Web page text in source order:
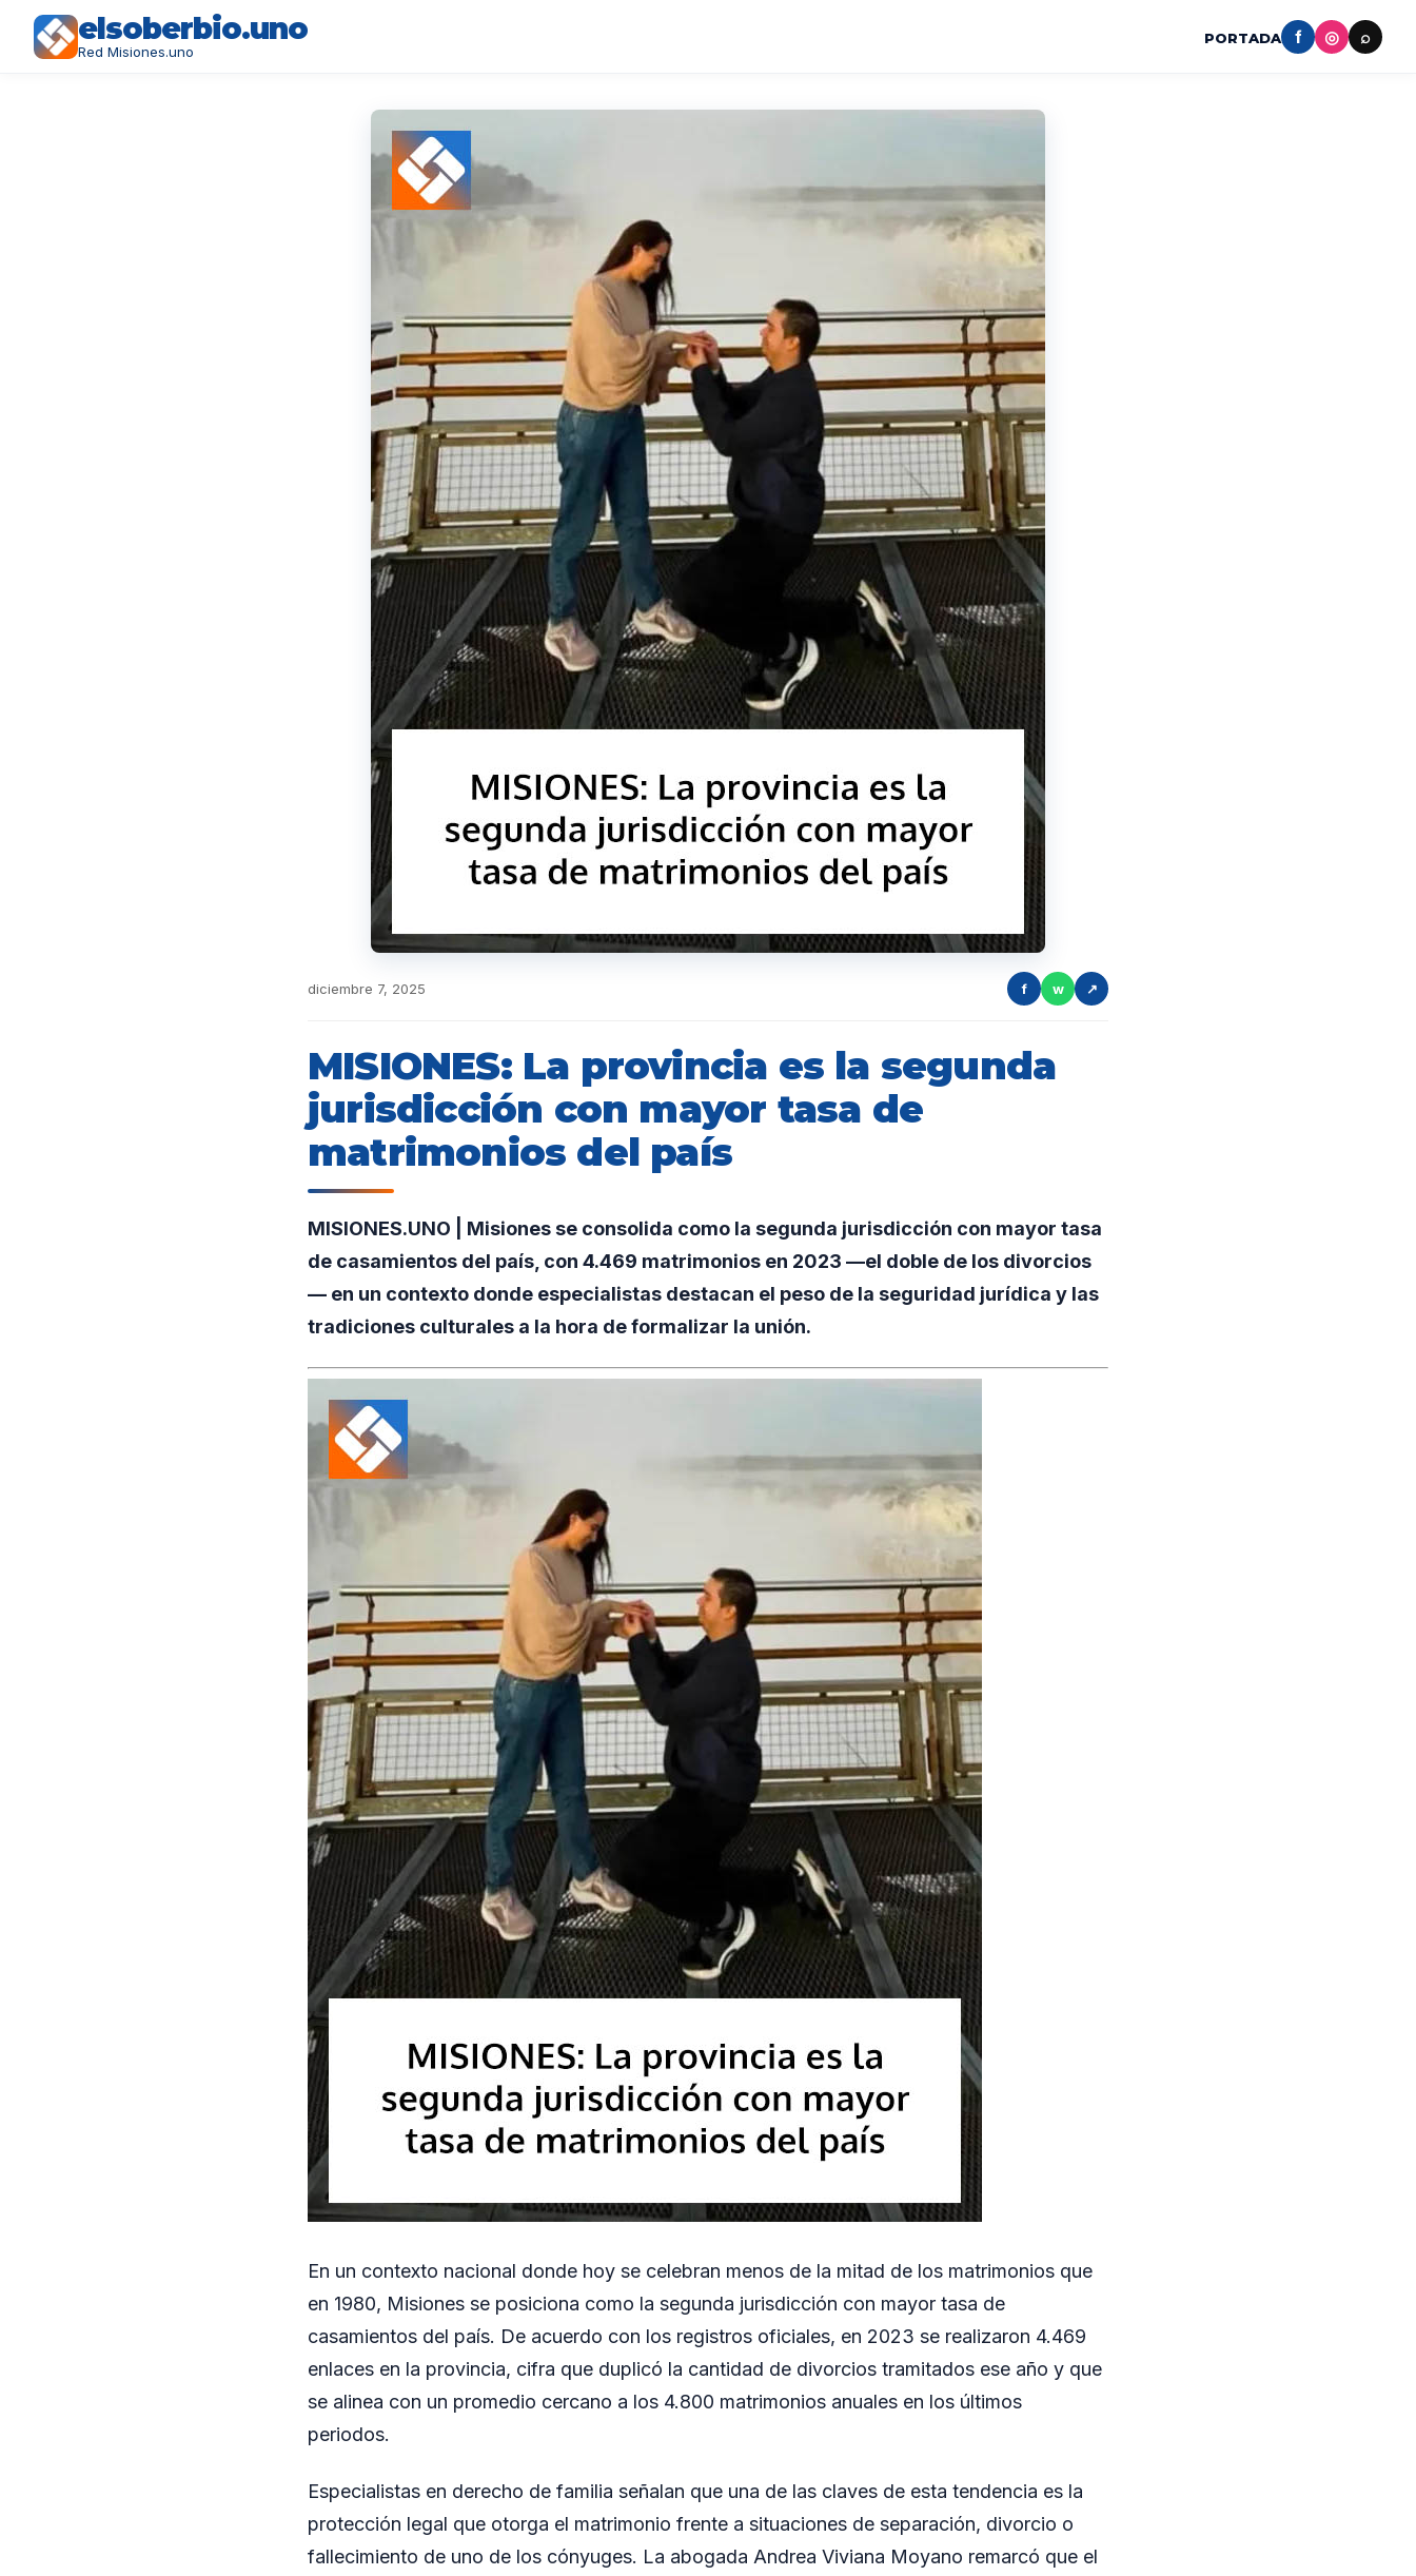
elsoberbio.uno
Red Misiones.uno
PORTADA f ◎ ⌕
diciembre 7, 2025 f w ↗
MISIONES: La provincia es la segunda
jurisdicción con mayor tasa de
matrimonios del país
MISIONES.UNO | Misiones se consolida como la segunda jurisdicción con mayor tasa
de casamientos del país, con 4.469 matrimonios en 2023 —el doble de los divorcios
— en un contexto donde especialistas destacan el peso de la seguridad jurídica y las
tradiciones culturales a la hora de formalizar la unión.
En un contexto nacional donde hoy se celebran menos de la mitad de los matrimonios que
en 1980, Misiones se posiciona como la segunda jurisdicción con mayor tasa de
casamientos del país. De acuerdo con los registros oficiales, en 2023 se realizaron 4.469
enlaces en la provincia, cifra que duplicó la cantidad de divorcios tramitados ese año y que
se alinea con un promedio cercano a los 4.800 matrimonios anuales en los últimos
periodos.
Especialistas en derecho de familia señalan que una de las claves de esta tendencia es la
protección legal que otorga el matrimonio frente a situaciones de separación, divorcio o
fallecimiento de uno de los cónyuges. La abogada Andrea Viviana Moyano remarcó que el